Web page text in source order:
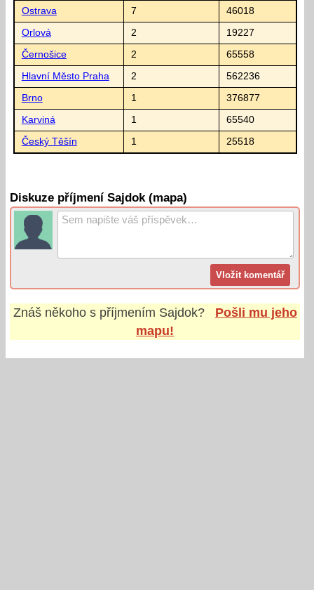
Ostrava 7 46018
Orlová 2 19227
Černošice 2 65558
Hlavní Město Praha 2 562236
Brno 1 376877
Karviná 1 65540
Český Těšín 1 25518
Diskuze příjmení Sajdok (mapa)
Znáš někoho s příjmením Sajdok?
Pošli mu jeho
mapu!